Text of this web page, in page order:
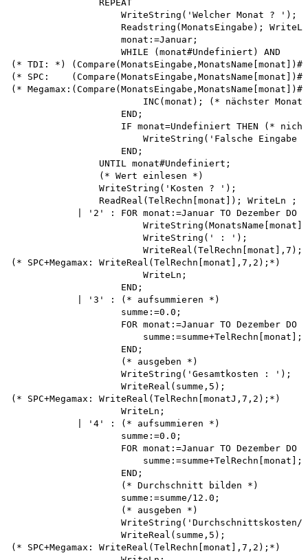
                REPEAT
                    WriteString('Welcher Monat ? ');
Readstring(MonatsEingabe);
                    monat:=Januar;
                    WHILE (monat#Undefiniert) AND
(* TDI: *)
(* SPC:
(*
INC(monat); (* nächster
                    END;
IF monat=Undefiniert THEN (*
WriteString('Falsche Eingabe
                    END;
                UNTIL monat#Undefiniert;
                (* Wert einlesen *)
                WriteString('Kosten ? ');
                ReadReal(TelRechn[monat]); WriteLn ;
            | '2' : FOR monat:=Januar TO Dezember DO
                        WriteString(' : ');
                        WriteReal(TelRechn[monat],7);
(* SPC+Megamax: WriteReal(TelRechn[monat],7,2);*)
                        WriteLn;
                    END;
            | '3' : (* aufsummieren *)
                    summe:=0.0;
                    FOR monat:=Januar TO Dezember DO
                        summe:=summe+TelRechn[monat];
                    END;
                    (* ausgeben *)
                    WriteString('Gesamtkosten : ');
                    WriteReal(summe,5);
(* SPC+Megamax: WriteReal(TelRechn[monatJ,7,2);*)
                    WriteLn;
            | '4' : (* aufsummieren *)
                    summe:=0.0;
                    FOR monat:=Januar TO Dezember DO
                        summe:=summe+TelRechn[monat];
                    END;
                    (* Durchschnitt bilden *)
                    summe:=summe/12.0;
                    (* ausgeben *)
                    WriteReal(summe,5);
(* SPC+Megamax: WriteReal(TelRechn[monat],7,2);*)